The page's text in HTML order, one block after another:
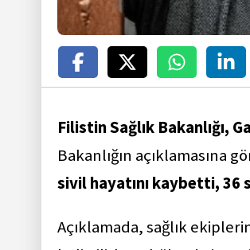
Filistin Sağlık Bakanlığı,
Bakanlığın açıklamasına
sivil hayatını kaybetti, 36
Açıklamada, sağlık